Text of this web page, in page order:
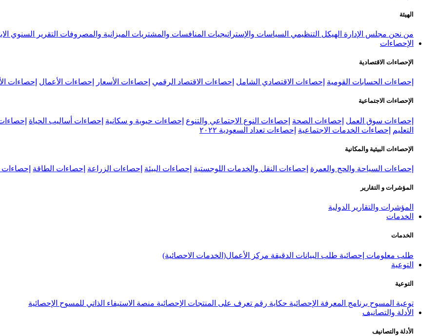
الهيئة
من نحن مجلس الإدارة الهيكل التنظيمي السياسات والإستراتيجيات المنافسات والمشتريات الميزانية والمصروفات التقرير السنوي
الإحصاءات
الإحصاءات الاقتصادية
إحصاءات الحسابات القومية إحصاءات الاقتصادي الشامل إحصاءات الاقتصاد الرقمي إحصاءات الأسعار إحصاءات الأعمال إحصاءات
الإحصاءات الاجتماعية
إحصاءات سوق العمل إحصاءات الصحة إحصاءات النوع الاجتماعي والتنوع إحصاءات حيوية و سكانية إحصاءات أساليب الحياة
التعليم
إحصاءات الخدمات الاجتماعية إحصاءات تعداد السعودية ٢٠٢٢
الإحصاءات البيئية والمكانية
إحصاءات السياحة والحج والعمرة إحصاءات النقل والخدمات اللوجستية إحصاءات البيئة إحصاءات الزراعة إحصاءات الطاقة إحصاءات
المؤشرات و التقارير
المؤشرات والتقارير الدولية
الخدمات
الخدمات
طلب معلومات إحصائية طلب البيانات الدقيقة مركز الأعمال(الخدمات الاحصائية)
التوعية
التوعية
توعية المسوح برنامج المعرفة الإحصائية حكاية رقم تعرف على المنتجات الإحصائية منصة الاستيفاء الذاتي للمسوح الإحصائية
الأدلة والتصانيف
الأدلة والتصانيف